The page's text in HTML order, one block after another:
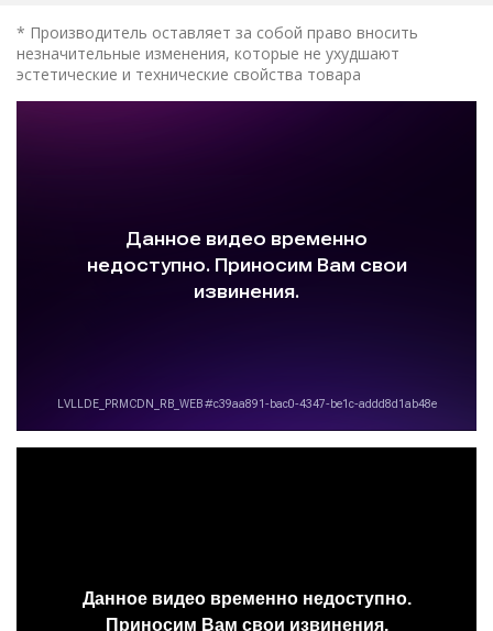
* Производитель оставляет за собой право вносить
незначительные изменения, которые не ухудшают
эстетические и технические свойства товара